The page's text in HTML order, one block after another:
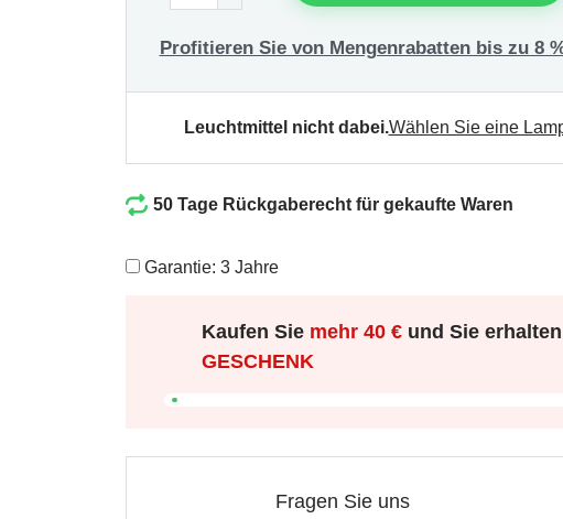
Profitieren Sie von Mengenrabatten bis zu 8
Leuchtmittel nicht dabei.Wählen Sie eine
50 Tage Rückgaberecht für gekaufte Waren
Garantie: 3 Jahre
Kaufen Sie mehr 40 € und Sie
GESCHENK
Fragen Sie uns